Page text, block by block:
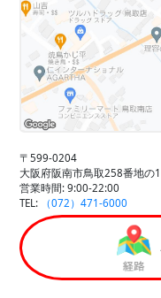
〒599-0204
大阪府阪南市鳥取258番地の1
営業時間: 9:00-22:00
TEL:
（072）471-6000